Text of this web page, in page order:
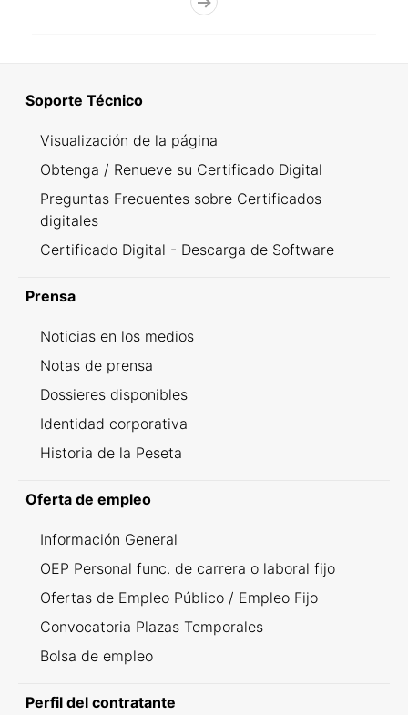
Soporte Técnico
Visualización de la página
Obtenga / Renueve su Certificado Digital
Preguntas Frecuentes sobre Certificados
digitales
Certificado Digital - Descarga de Software
Prensa
Noticias en los medios
Notas de prensa
Dossieres disponibles
Identidad corporativa
Historia de la Peseta
Oferta de empleo
Información General
OEP Personal func. de carrera o laboral fijo
Ofertas de Empleo Público / Empleo Fijo
Convocatoria Plazas Temporales
Bolsa de empleo
Perfil del contratante